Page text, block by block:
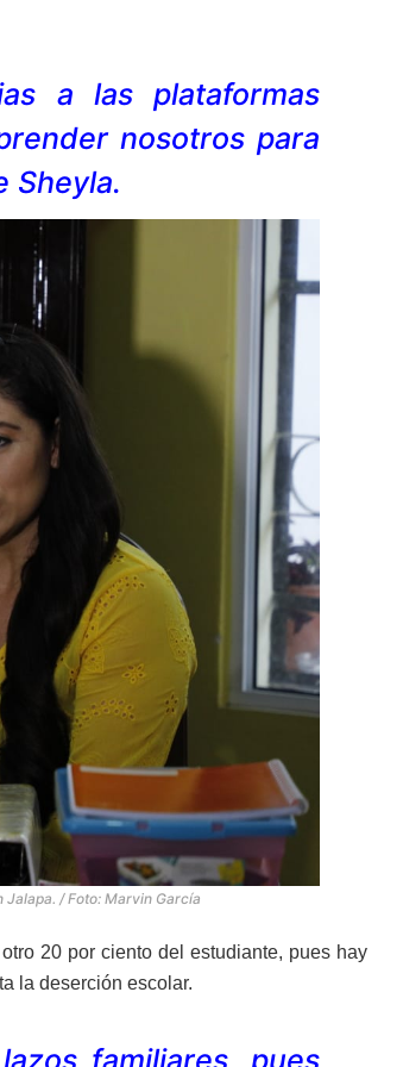
a las plataformas
nosotros para
Sheyla.
/ Foto: Marvin García
20 por ciento del estudiante, pues hay
la deserción escolar.